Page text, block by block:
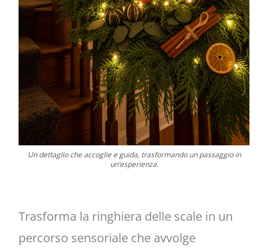
Un dettaglio che accoglie e guida, trasformando un passaggio in
un’esperienza.
Trasforma la ringhiera delle scale in un
percorso sensoriale che avvolge